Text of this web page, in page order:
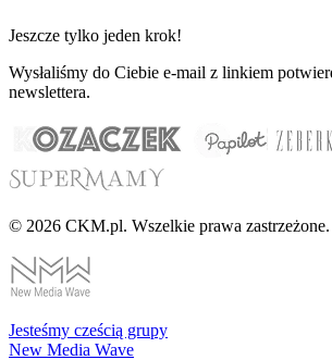
Jeszcze tylko jeden krok!
Wysłaliśmy do Ciebie e-mail z linkiem
newslettera.
© 2026 CKM.pl. Wszelkie prawa zastrzeżone.
Jesteśmy cześcią grupy
New Media Wave